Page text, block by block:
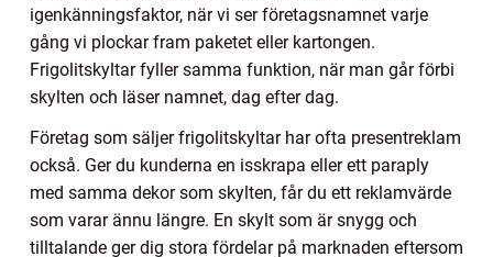
igenkänningsfaktor, när vi ser företagsnamnet varje
gång vi plockar fram paketet eller kartongen.
Frigolitskyltar fyller samma funktion, när man går förbi
skylten och läser namnet, dag efter dag.
Företag som säljer frigolitskyltar har ofta presentreklam
också. Ger du kunderna en isskrapa eller ett paraply
med samma dekor som skylten, får du ett reklamvärde
som varar ännu längre. En skylt som är snygg och
tilltalande ger dig stora fördelar på marknaden eftersom